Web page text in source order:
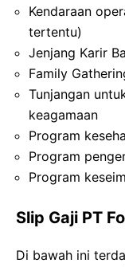
Kendaraan
tertentu)
Jenjang Karir
Family
Tunjangan
keagamaan
Program
Program
Program
Slip Gaji PT
Di bawah ini